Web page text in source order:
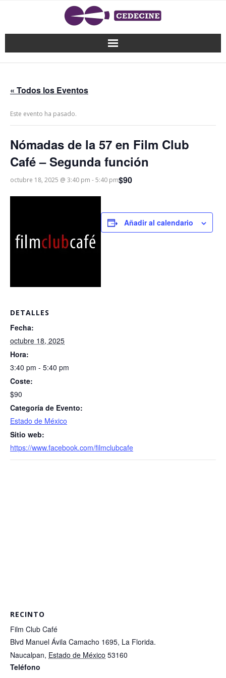
« Todos los Eventos
Este evento ha pasado.
Nómadas de la 57 en Film Club
Café – Segunda función
octubre 18, 2025 @ 3:40 pm -5:40 pm$90
Añadir al calendario
DETALLES
Fecha:
octubre 18, 2025
Hora:
3:40 pm - 5:40 pm
Coste:
$90
Categoría de Evento:
Estado de México
Sitio web:
https://www.facebook.com/filmclubcafe
RECINTO
Film Club Café
Blvd Manuel Ávila Camacho 1695, La Florida.
Naucalpan, Estado de México 53160
Teléfono